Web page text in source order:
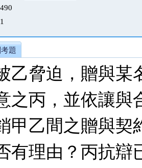
490
1
題
乙脅迫，贈與某
之丙，並依讓與
甲乙間之贈與契
有理由？丙抗辯